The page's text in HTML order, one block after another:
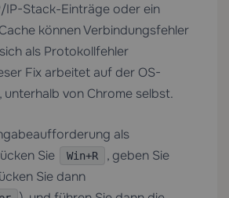
IP-Stack-Einträge oder ein
können Verbindungsfehler
als Protokollfehler
Fix arbeitet auf der OS-
von Chrome selbst.
als
Sie
Win+R , geben Sie
Sie dann